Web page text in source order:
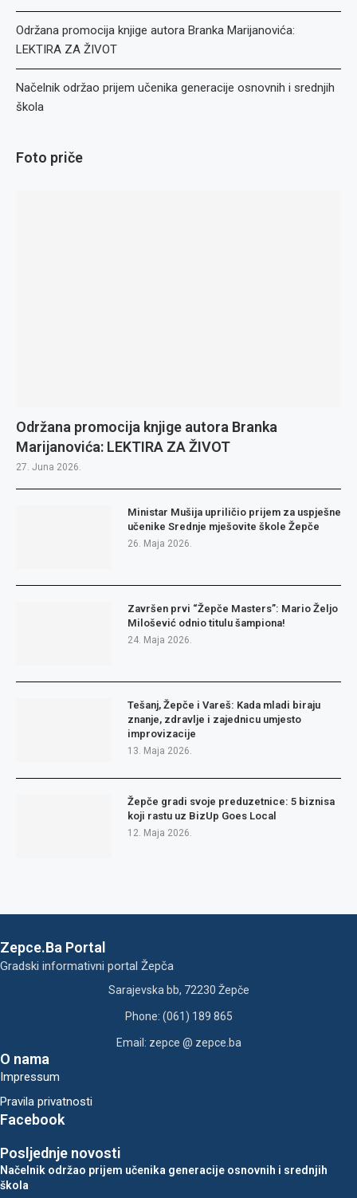
Održana promocija knjige autora Branka Marijanovića:
LEKTIRA ZA ŽIVOT
Načelnik održao prijem učenika generacije osnovnih i srednjih
škola
Foto priče
Održana promocija knjige autora Branka
Marijanovića: LEKTIRA ZA ŽIVOT
27. Juna 2026.
Ministar Mušija upriličio prijem za uspješne
učenike Srednje mješovite škole Žepče
26. Maja 2026.
Završen prvi “Žepče Masters”: Mario Željo
Milošević odnio titulu šampiona!
24. Maja 2026.
Tešanj, Žepče i Vareš: Kada mladi biraju
znanje, zdravlje i zajednicu umjesto
improvizacije
13. Maja 2026.
Žepče gradi svoje preduzetnice: 5 biznisa
koji rastu uz BizUp Goes Local
12. Maja 2026.
Zepce.Ba Portal
Gradski informativni portal Žepča
Sarajevska bb, 72230 Žepče
Phone: (061) 189 865
Email: zepce @ zepce.ba
O nama
Impressum
Pravila privatnosti
Facebook
Posljednje novosti
Načelnik održao prijem učenika generacije osnovnih i srednjih
škola